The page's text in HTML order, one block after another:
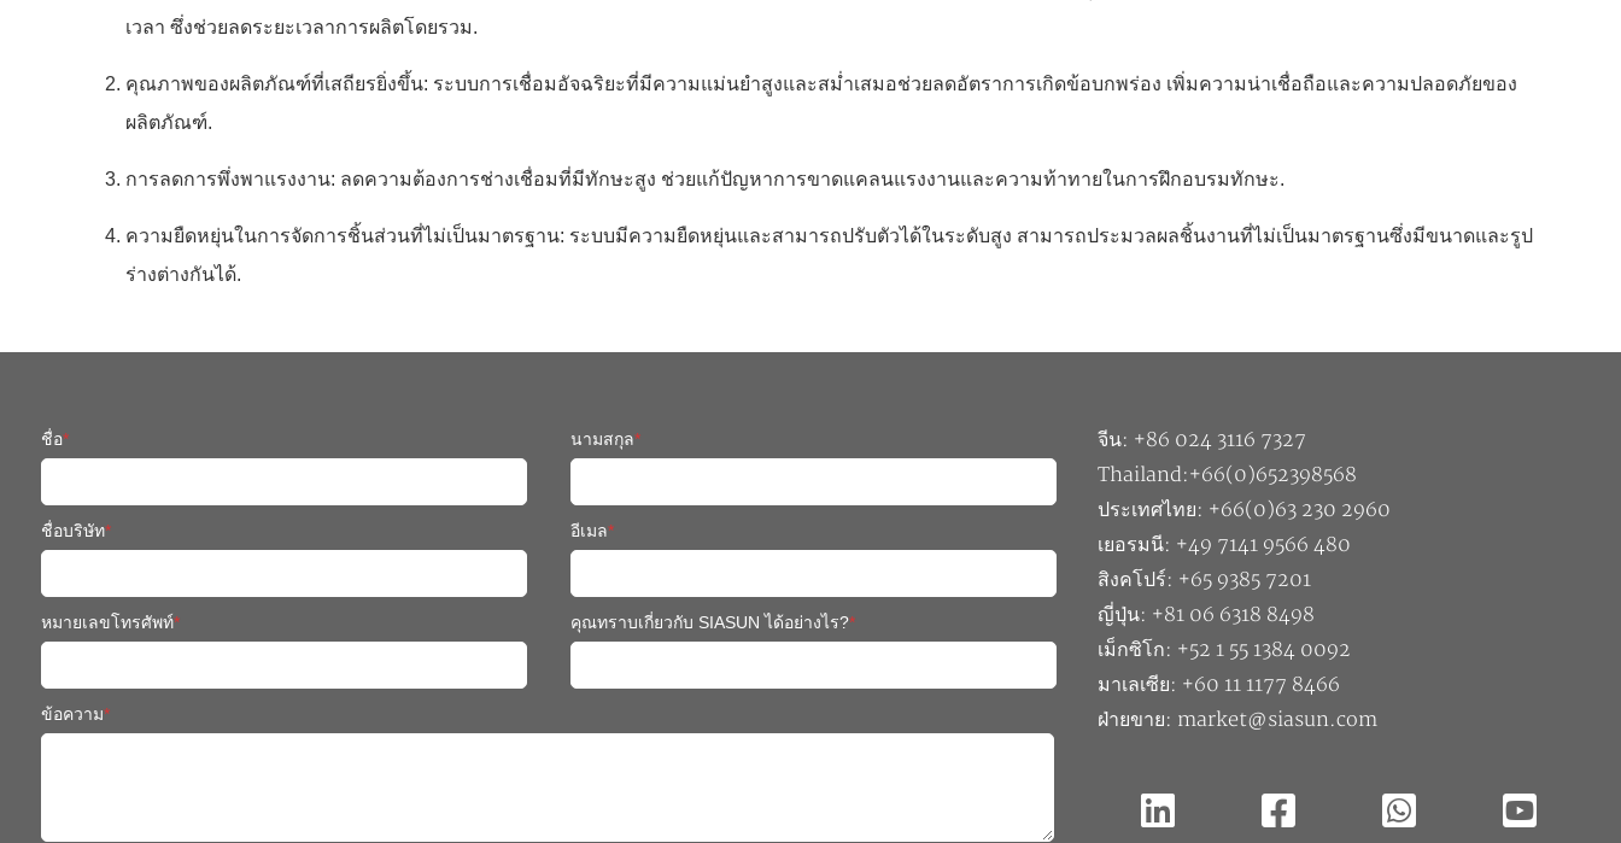
เวลา ซึ่งช่วยลดระยะเวลาการผลิตโดยรวม.
คุณภาพของผลิตภัณฑ์ที่เสถียรยิ่งขึ้น: ระบบการเชื่อมอัจฉริยะที่มีความแม่นยำสูงและสม่ำเสมอช่วยลดอัตราการเกิดข้อบกพร่อง เพิ่มความน่าเชื่อถือและความปลอดภัยของ
ผลิตภัณฑ์.
การลดการพึ่งพาแรงงาน: ลดความต้องการช่างเชื่อมที่มีทักษะสูง ช่วยแก้ปัญหาการขาดแคลนแรงงานและความท้าทายในการฝึกอบรมทักษะ.
ความยืดหยุ่นในการจัดการชิ้นส่วนที่ไม่เป็นมาตรฐาน: ระบบมีความยืดหยุ่นและสามารถปรับตัวได้ในระดับสูง สามารถประมวลผลชิ้นงานที่ไม่เป็นมาตรฐานซึ่งมีขนาดและรูป
ร่างต่างกันได้.
ชื่อ* นามสกุล*
ชื่อบริษัท* อีเมล*
หมายเลขโทรศัพท์* คุณทราบเกี่ยวกับ SIASUN ได้อย่างไร?*
ข้อความ*
จีน: +86 024 3116 7327
Thailand:+66(0)652398568
ประเทศไทย: +66(0)63 230 2960
เยอรมนี: +49 7141 9566 480
สิงคโปร์: +65 9385 7201
ญี่ปุ่น: +81 06 6318 8498
เม็กซิโก: +52 1 55 1384 0092
มาเลเซีย: +60 11 1177 8466
ฝ่ายขาย: market@siasun.com